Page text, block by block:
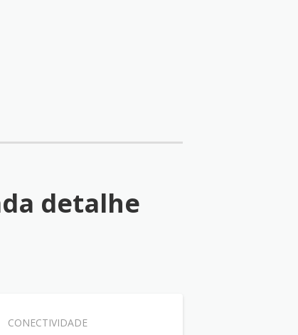
detalhe
CONECTIVIDADE